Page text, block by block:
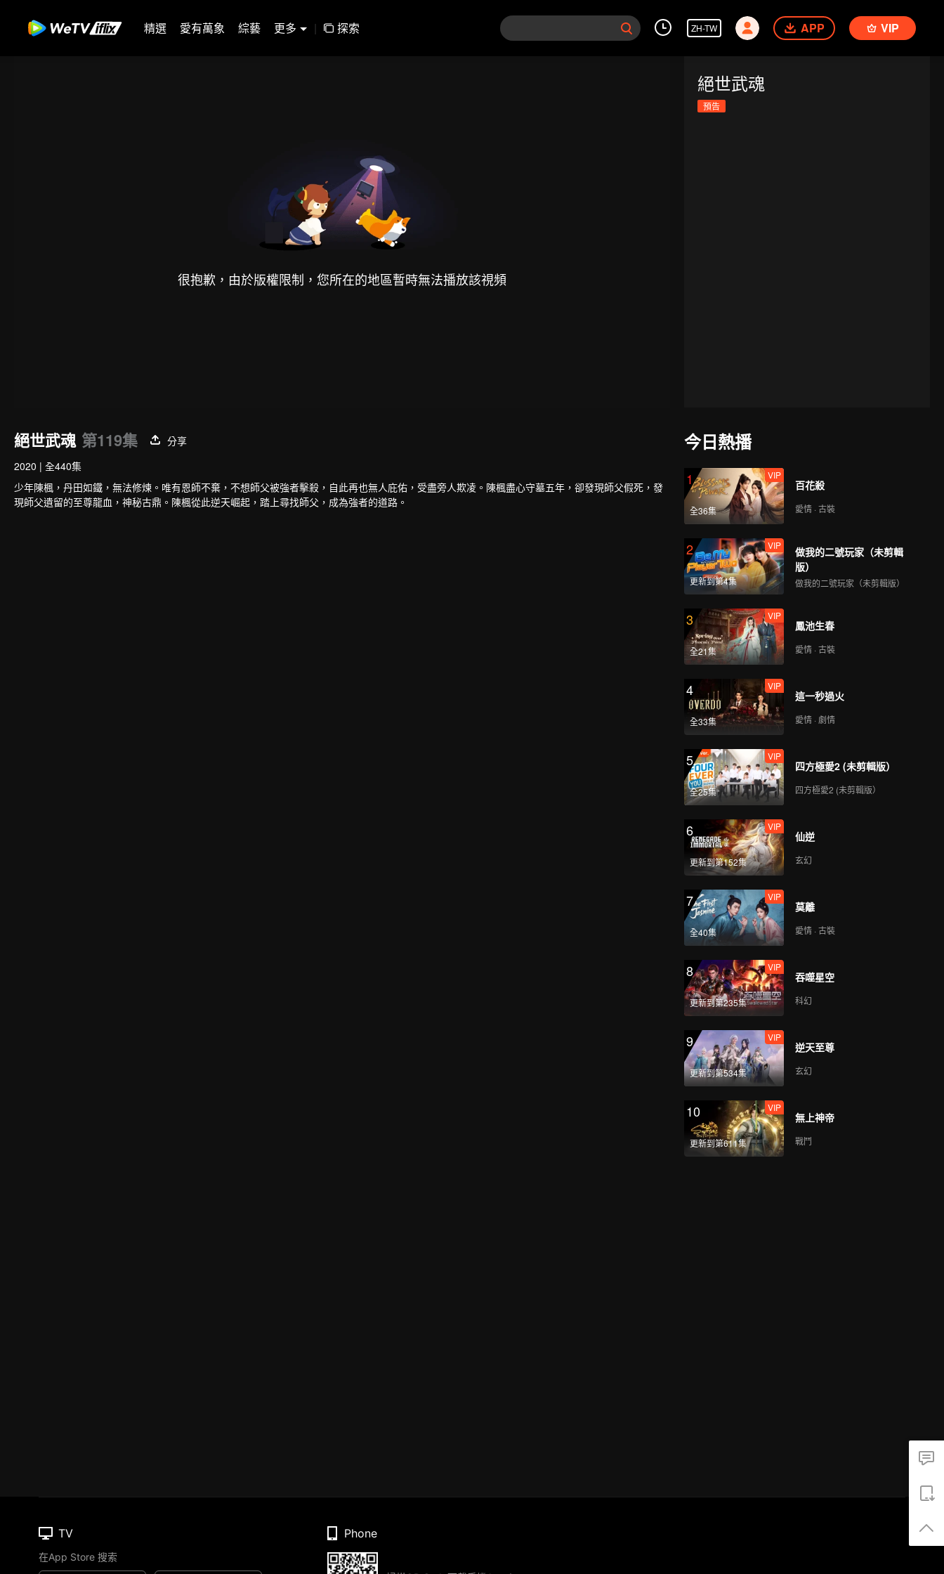
精選 愛有萬象 綜藝 更多 | 探索 ZH-TW APP VIP
很抱歉，由於版權限制，您所在的地區暫時無法播放該視頻
絕世武魂
預告
絕世武魂 第119集
分享
2020 | 全440集
少年陳楓，丹田如鐵，無法修煉。唯有恩師不棄，不想師父被強者擊殺，自此再也無人庇佑，受盡旁人欺凌。陳楓盡心守墓五年，卻發現師父假死，發
現師父遺留的至尊龍血，神秘古鼎。陳楓從此逆天崛起，踏上尋找師父，成為強者的道路。
今日熱播
1
全36集
VIP
百花殺
愛情 · 古裝
2
更新到第4集
VIP
做我的二號玩家（未剪輯
版）
做我的二號玩家（未剪輯版）
3
全21集
VIP
鳳池生春
愛情 · 古裝
4
全33集
VIP
這一秒過火
愛情 · 劇情
5
全25集
VIP
四方極愛2 (未剪輯版）
四方極愛2 (未剪輯版）
6
更新到第152集
VIP
仙逆
玄幻
7
全40集
VIP
莫離
愛情 · 古裝
8
更新到第235集
VIP
吞噬星空
科幻
9
更新到第534集
VIP
逆天至尊
玄幻
10
更新到第611集
VIP
無上神帝
戰鬥
TV
在App Store 搜索
Phone